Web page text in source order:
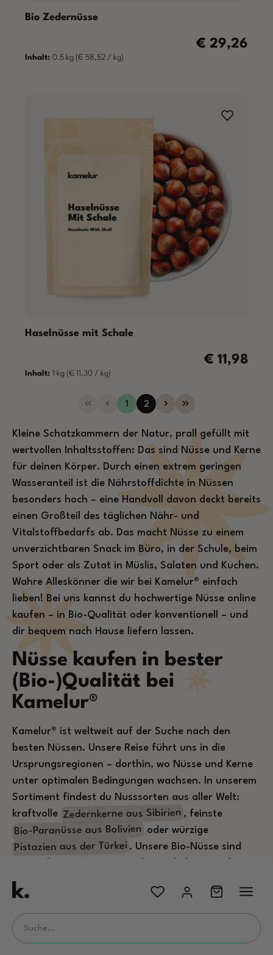
Bio Zedernüsse
Regulärer Preis:
€ 29,26
Inhalt: 0.5 kg (€ 58,52 / kg)
Haselnüsse mit Schale
Regulärer
€ 11,98
Inhalt: 1 kg (€ 11,30 / kg)
Seite
1 Seite
2
Kleine Schatzkammern der Natur, prall gefüllt mit
wertvollen Inhaltsstoffen: Das sind Nüsse und Kerne
für deinen Körper. Durch einen extrem geringen
Wasseranteil ist die Nährstoffdichte in Nüssen
besonders hoch – eine Handvoll davon deckt bereits
einen Großteil des täglichen Nähr- und
Vitalstoffbedarfs ab. Das macht Nüsse zu einem
unverzichtbaren Snack im Büro, in der Schule, beim
Sport oder als Zutat in Müslis, Salaten und Kuchen.
Wahre Alleskönner die wir bei Kamelur® einfach
lieben! Bei uns kannst du hochwertige Nüsse online
kaufen – in Bio-Qualität oder konventionell – und
dir bequem nach Hause liefern lassen.
Nüsse kaufen in bester
(Bio-)Qualität bei
Kamelur®
Kamelur® ist weltweit auf der Suche nach den
besten Nüssen. Unsere Reise führt uns in die
Ursprungsregionen – dorthin, wo Nüsse und Kerne
unter optimalen Bedingungen wachsen. In unserem
Sortiment findest du Nusssorten aus aller Welt:
kraftvolle Zedernkerne aus Sibirien , feinste
Bio-Paranüsse aus Bolivien oder würzige
Pistazien aus der Türkei . Unsere Bio-Nüsse sind
von Zusätzen und mit möglichst geringem
Bruchanteil. So bleiben alle wertvollen Nährstoffe
erhalten.